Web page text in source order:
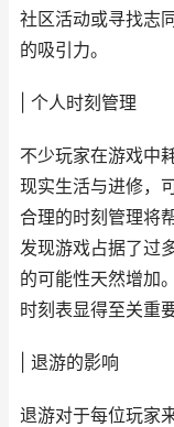
社区活动或寻找志
的吸引力。
| 个人时刻管理
不少玩家在游戏中
现实生活与进修，
合理的时刻管理将
发现游戏占据了过
的可能性天然增加
时刻表显得至关重要
| 退游的影响
退游对于每位玩家